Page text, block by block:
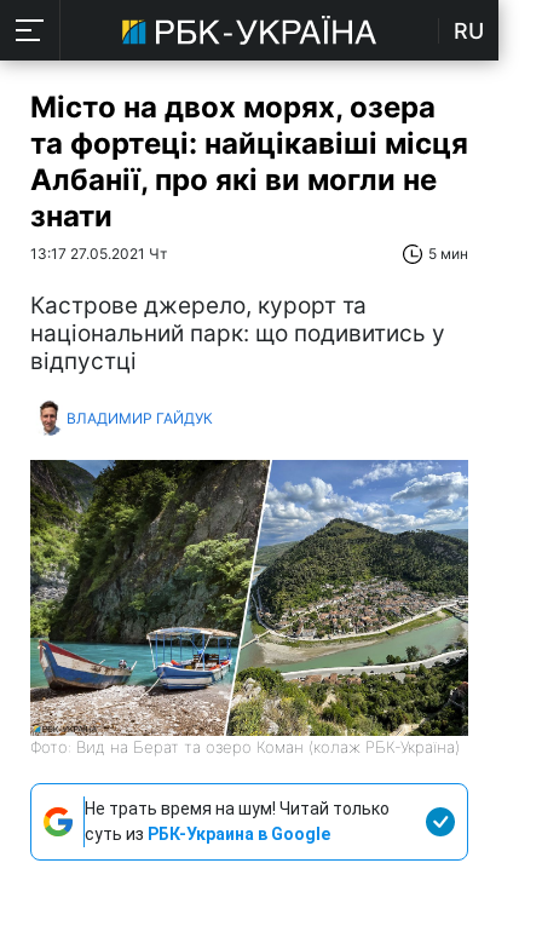
RU
Місто на двох морях, озера
та фортеці: найцікавіші місця
Албанії, про які ви могли не
знати
13:17 27.05.2021 Чт 5 мин
Кастрове джерело, курорт та
національний парк: що подивитись у
відпустці
ВЛАДИМИР ГАЙДУК
Фото: Вид на Берат та озеро Коман (колаж РБК-Україна)
Не трать время на шум! Читай только
суть из РБК-Украина в Google